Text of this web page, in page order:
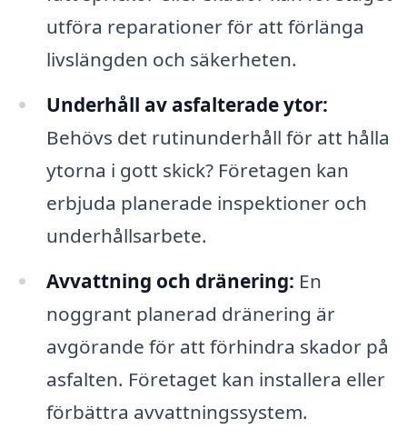
utföra reparationer för att förlänga
livslängden och säkerheten.
Underhåll av asfalterade ytor:
Behövs det rutinunderhåll för att hålla
ytorna i gott skick? Företagen kan
erbjuda planerade inspektioner och
underhållsarbete.
Avvattning och dränering: En
noggrant planerad dränering är
avgörande för att förhindra skador på
asfalten. Företaget kan installera eller
förbättra avvattningssystem.